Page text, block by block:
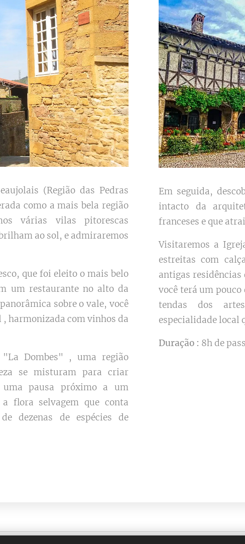
(Região das Pedras
como a mais bela região
várias vilas pitorescas
ao sol, e admiraremos
que foi eleito o mais belo
um restaurante no alto da
sobre o vale, você
harmonizada com vinhos da
Dombes" , uma região
se misturam para criar
uma pausa próximo a um
flora selvagem que conta
dezenas de espécies de
Em seguida,
intacto da
franceses e que
Visitaremos a
estreitas com
antigas residências
você terá um
tendas dos
especialidade local
Duração : 8h de